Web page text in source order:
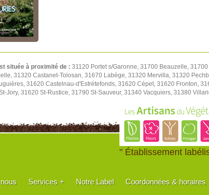
située à proximité de : 31120 Portet s/Garonne, 31700 Beauzelle,
31320 Castanet-Tolosan, 31670 Labège, 31320 Mervilla, 31320
31620 Castelnau-d'Estrétefonds, 31620 Cépet, 31620 Fronton,
Jory, 31620 St-Rustice, 31790 St-Sauveur, 31340 Vacquiers, 31380
" Établissement
Services + Notre Label Coordonnées & horaires